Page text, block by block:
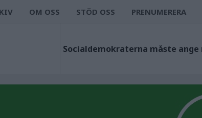
OM OSS STÖD OSS PRENUMERERA